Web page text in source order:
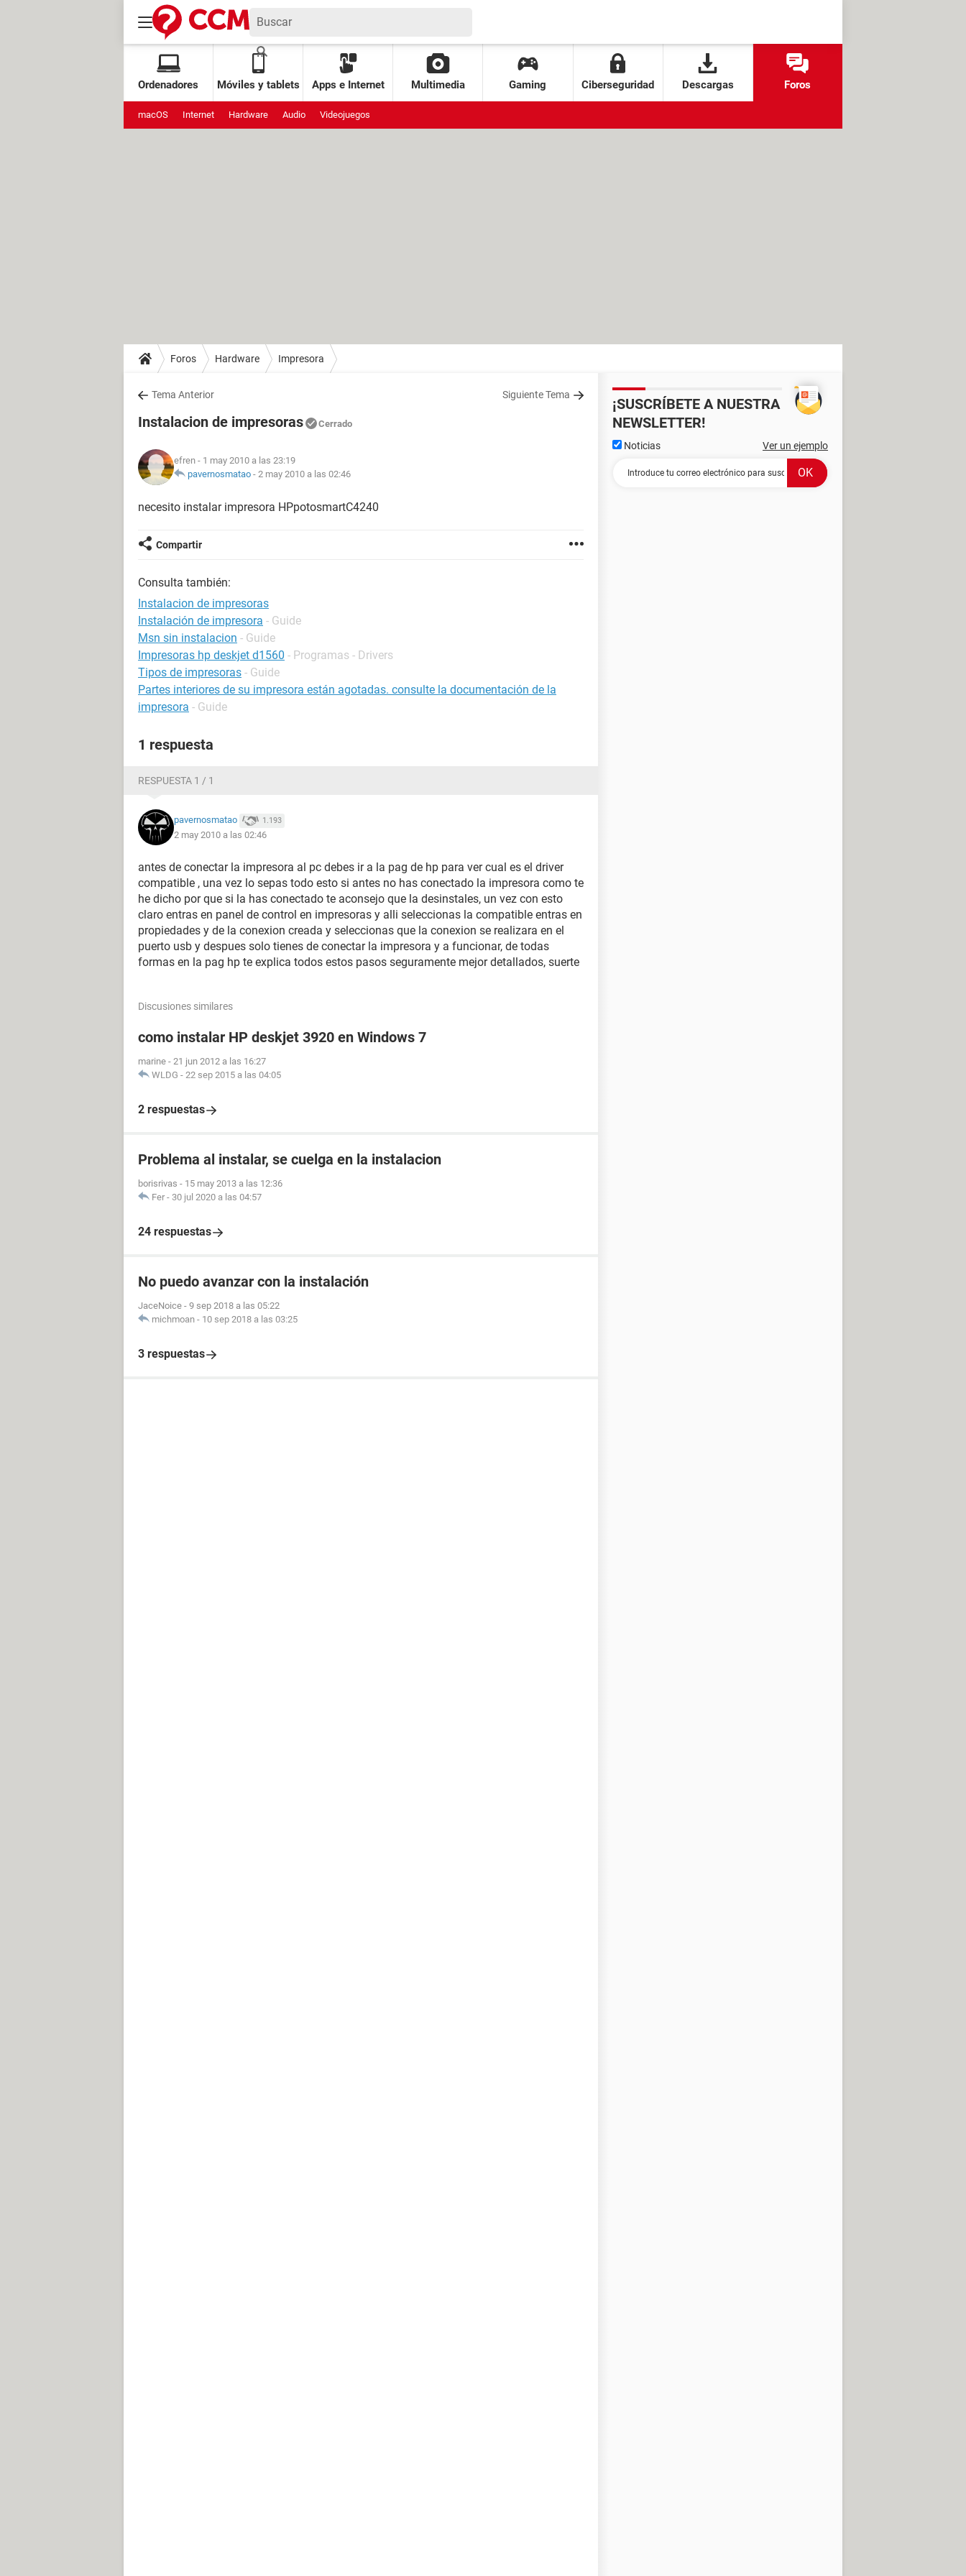
Ordenadores Móviles y tablets Apps e Internet Multimedia Gaming Ciberseguridad Descargas Foros
macOS Internet Hardware Audio Videojuegos
Foros Hardware Impresora
Tema Anterior Siguiente Tema
Instalacion de impresoras Cerrado
efren - 1 may 2010 a las 23:19
pavernosmatao - 2 may 2010 a las 02:46
necesito instalar impresora HPpotosmartC4240
Compartir
Consulta también:
Instalacion de impresoras
Instalación de impresora - Guide
Msn sin instalacion - Guide
Impresoras hp deskjet d1560 - Programas - Drivers
Tipos de impresoras - Guide
Partes interiores de su impresora están agotadas. consulte la documentación de la
impresora - Guide
1 respuesta
RESPUESTA 1 / 1
pavernosmatao 1.193
2 may 2010 a las 02:46
antes de conectar la impresora al pc debes ir a la pag de hp para ver cual es el driver
compatible , una vez lo sepas todo esto si antes no has conectado la impresora como te
he dicho por que si la has conectado te aconsejo que la desinstales, un vez con esto
claro entras en panel de control en impresoras y alli seleccionas la compatible entras en
propiedades y de la conexion creada y seleccionas que la conexion se realizara en el
puerto usb y despues solo tienes de conectar la impresora y a funcionar, de todas
formas en la pag hp te explica todos estos pasos seguramente mejor detallados, suerte
Discusiones similares
como instalar HP deskjet 3920 en Windows 7
marine - 21 jun 2012 a las 16:27
WLDG - 22 sep 2015 a las 04:05
2 respuestas
Problema al instalar, se cuelga en la instalacion
borisrivas - 15 may 2013 a las 12:36
Fer - 30 jul 2020 a las 04:57
24 respuestas
No puedo avanzar con la instalación
JaceNoice - 9 sep 2018 a las 05:22
michmoan - 10 sep 2018 a las 03:25
3 respuestas
¡SUSCRÍBETE A NUESTRA
NEWSLETTER!
Noticias Ver un ejemplo